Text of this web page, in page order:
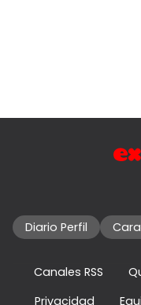
Diario Perfil
Canales RSS
Privacidad